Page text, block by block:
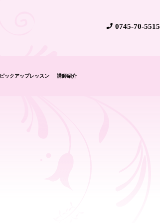
0745-70-5515
ピックアップレッスン 講師紹介